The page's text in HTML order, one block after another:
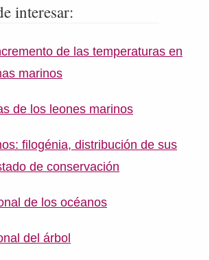
interesar:
de las temperaturas en
marinos
de los leones marinos
filogénia, distribución de sus
de conservación
de los océanos
del árbol